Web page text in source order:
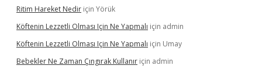
Ritim Hareket Nedir için Yörük
Köftenin Lezzetli Olması Için Ne Yapmalı için admin
Köftenin Lezzetli Olması Için Ne Yapmalı için Umay
Bebekler Ne Zaman Çıngırak Kullanır için admin